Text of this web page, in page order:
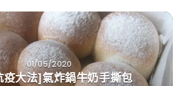
01/05/2020
疫大法]氣炸鍋牛奶手撕包